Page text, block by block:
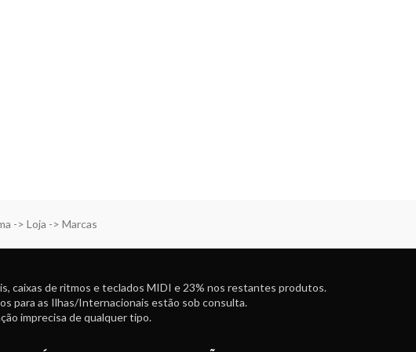
-> Loja -> Marcas
caixas de ritmos e teclados MIDI e 23% nos restantes produtos.
para as Ilhas/Internacionais estão sob consulta.
imprecisa de qualquer tipo.